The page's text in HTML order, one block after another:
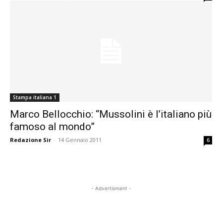
Stampa italiana 1
Marco Bellocchio: “Mussolini è l’italiano più
famoso al mondo”
Redazione Sir - 14 Gennaio 2011 6
- Advertisment -